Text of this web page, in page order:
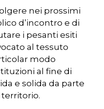
nei prossimi
d’incontro e di
i pesanti esiti
al tessuto
modo
al fine di
e solida da parte